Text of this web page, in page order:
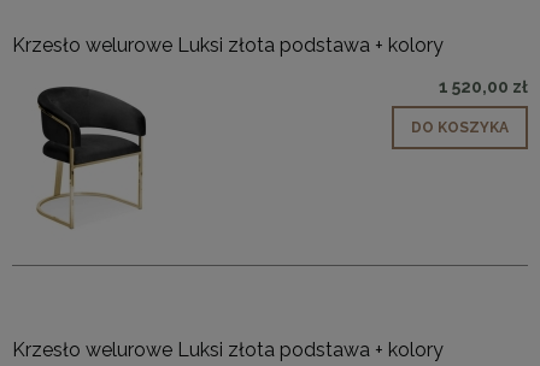
Krzesło welurowe Luksi złota podstawa + kolory
1 520,00 zł
DO KOSZYKA
Krzesło welurowe Luksi złota podstawa + kolory